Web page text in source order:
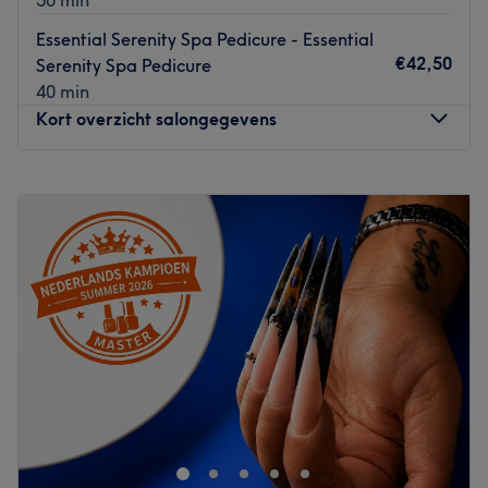
verzorgde handen.
De extra's:Betaald parkeren in de buurt.
Go to venue
Essential Serenity Spa Pedicure - Essential
Serenity Spa Pedicure
40 min
€42,50
Kort overzicht salongegevens
10:00 –19:00
Woensdag
10:00–19:00
Donderdag
10:00
19:00
Vrijdag
10:00
19:00
Zaterdag
10:00
19:00
Zondag
10:00
De Urban Beauty Bar, aan de Josephlaan, is de plek in
het midden van de stad waar je jezelf terug kan trekken
vanuit de chaos van het drukke stadse leven en kan
genieten van luxe en ontspanning. Een moment voor